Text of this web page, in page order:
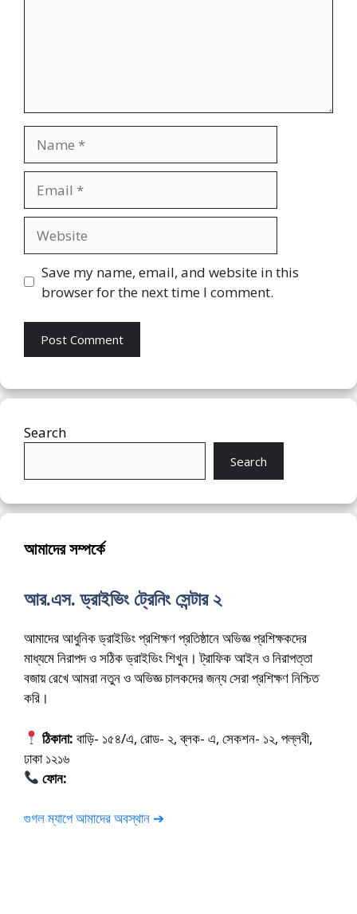
Save my name, email, and website in this
browser for the next time I comment.
Search
Search
আমাদের সম্পর্কে
আর.এস. ড্রাইভিং ট্রেনিং সেন্টার ২
আমাদের আধুনিক ড্রাইভিং প্রশিক্ষণ প্রতিষ্ঠানে অভিজ্ঞ প্রশিক্ষকদের
মাধ্যমে নিরাপদ ও সঠিক ড্রাইভিং শিখুন। ট্রাফিক আইন ও নিরাপত্তা
বজায় রেখে আমরা নতুন ও অভিজ্ঞ চালকদের জন্য সেরা প্রশিক্ষণ নিশ্চিত
করি।
ঠিকানা: বাড়ি- ১৫৪/এ, রোড- ২, ব্লক- এ, সেকশন- ১২, পল্লবী,
ঢাকা ১২১৬
ফোন:
গুগল ম্যাপে আমাদের অবস্থান ➔